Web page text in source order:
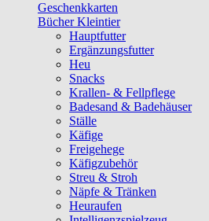
Geschenkkarten
Bücher Kleintier
Hauptfutter
Ergänzungsfutter
Heu
Snacks
Krallen- & Fellpflege
Badesand & Badehäuser
Ställe
Käfige
Freigehege
Käfigzubehör
Streu & Stroh
Näpfe & Tränken
Heuraufen